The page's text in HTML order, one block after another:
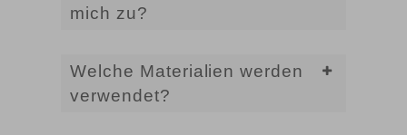
mich zu?
Welche Materialien werden
verwendet?